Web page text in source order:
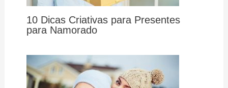
10 Dicas Criativas para Presentes
para Namorado